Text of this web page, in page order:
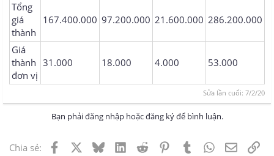
Tổng
giá
thành
167.400.000 97.200.000 21.600.000 286.200.000
Giá
thành
đơn vị
31.000 18.000 4.000 53.000
Sửa lần cuối: 7/2/20
Bạn phải đăng nhập hoặc đăng ký để bình luận.
Chia sẻ: Facebook BlueskyLinkedInReddit PinterestTumblrWhatsApp
Email